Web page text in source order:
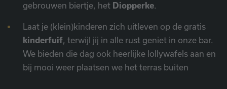
gebrouwen biertje, het Diopperke.
Laat je (klein)kinderen zich uitleven op de gratis
kinderfuif, terwijl jij in alle rust geniet in onze bar.
We bieden die dag ook heerlijke lollywafels aan en
bij mooi weer plaatsen we het terras buiten